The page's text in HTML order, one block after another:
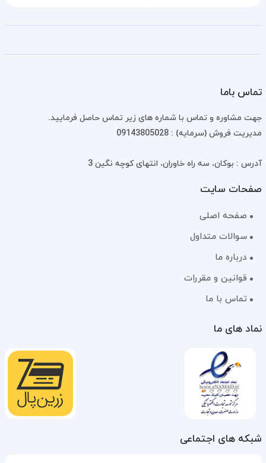
تماس باما
جهت مشاوره و تماس با شماره های زیر تماس حاصل فرمایید.
مدیریت فروش (سرمایه) : 09143805028
آدرس : بوکان، سه راه خاوران، انتهای کوچه نگین 3
صفحات سایت
صفحه اصلی
سوالات متداول
درباره ما
قوانین و مقررات
تماس با ما
نماد های ما
شبکه های اجتماعی